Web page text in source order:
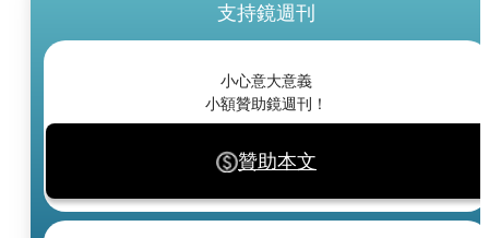
支持鏡週刊
小心意大意義
小額贊助鏡週刊！
贊助本文